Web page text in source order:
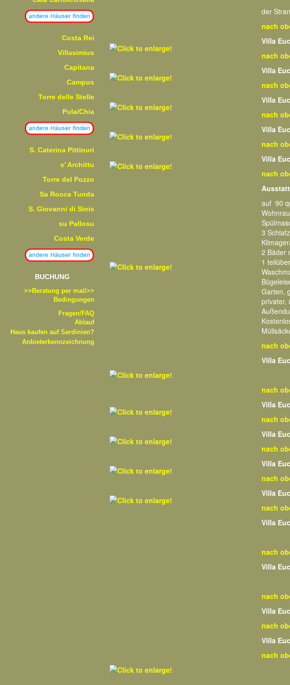
Costa Rei
Villasimius
Capitana
Campus
Torre delle Stelle
Pula/Chia
S. Caterina Pittinuri
s' Archittu
Torre del Pozzo
Sa Rocca Tunda
S. Giovanni di Sinis
su Pallosu
Costa Verde
BUCHUNG
>>Beratung per mail>>
Bedingungen
Fragen/FAQ
Ablauf
Haus kaufen auf Sardinien?
Anbieterkennzeichnung
der
nach
Villa
nach
Villa
nach
Villa
nach
Villa
nach
Villa
nach
auf 90
3
2 Bäder
1
Garten,
privater,
nach
Villa
nach
Villa
nach
Villa
nach
Villa
nach
Villa
nach
Villa
nach
Villa
nach
Villa
nach
Villa
nach